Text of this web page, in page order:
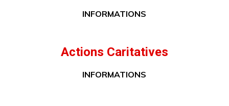
INFORMATIONS
Actions Caritatives
INFORMATIONS